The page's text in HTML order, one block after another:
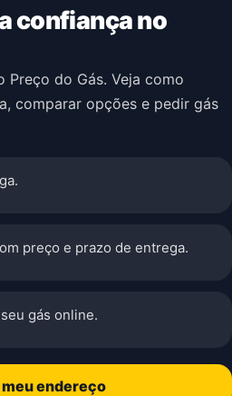
confiança no
do Gás. Veja como
, comparar opções e pedir gás
preço e prazo de entrega.
gás online.
endereço